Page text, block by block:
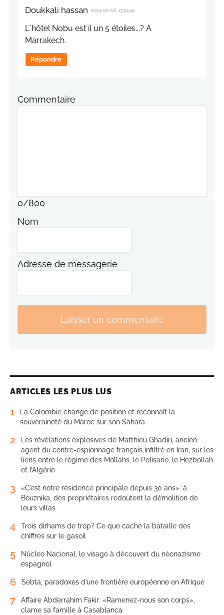
Doukkali hassan 2024-02-08 13:24:42
L´hôtel Nobu est il un 5 étoiles...? A
Marrakech.
Répondre
Commentaire
0/800
Nom
Adresse de messagerie
Laisser un commentaire
ARTICLES LES PLUS LUS
1
La Colombie change de position et reconnaît la
souveraineté du Maroc sur son Sahara
2
Les révélations explosives de Matthieu Ghadiri, ancien
agent du contre-espionnage français infiltré en Iran, sur les
liens entre le régime des Mollahs, le Polisario, le Hezbollah
et l’Algérie
3
«C’est notre résidence principale depuis 30 ans»: à
Bouznika, des propriétaires redoutent la démolition de
leurs villas
4
Trois dirhams de trop? Ce que cache la bataille des
chiffres sur le gasoil
5
Núcleo Nacional, le visage à découvert du néonazisme
espagnol
6 Sebta, paradoxes d’une frontière européenne en Afrique
7
Affaire Abderrahim Fakir: «Ramenez-nous son corps»,
clame sa famille à Casablanca